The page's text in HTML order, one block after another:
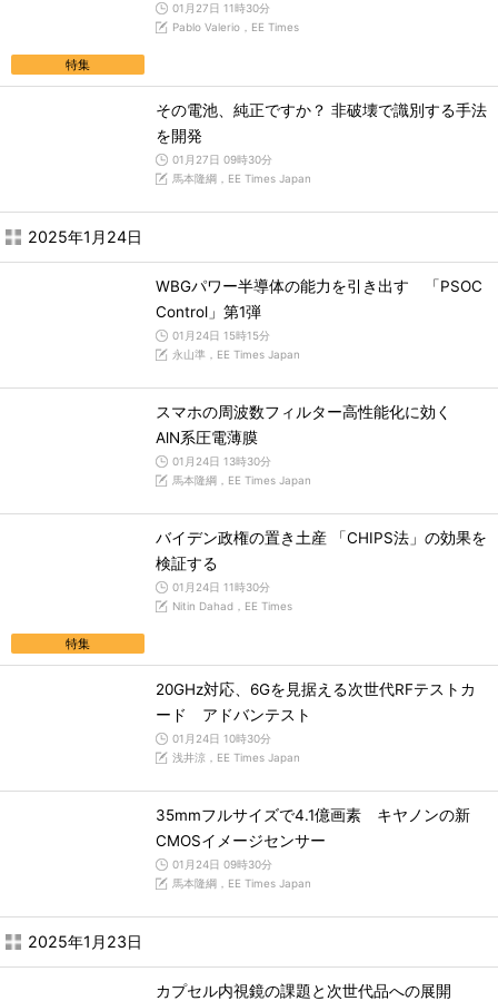
特集
01月27日 11時30分
Pablo Valerio，EE Times
その電池、純正ですか？ 非破壊で識別する手法
を開発
01月27日 09時30分
馬本隆綱，EE Times Japan
2025年1月24日
WBGパワー半導体の能力を引き出す 「PSOC
Control」第1弾
01月24日 15時15分
永山準，EE Times Japan
スマホの周波数フィルター高性能化に効く
AlN系圧電薄膜
01月24日 13時30分
馬本隆綱，EE Times Japan
特集
バイデン政権の置き土産 「CHIPS法」の効果を
検証する
01月24日 11時30分
Nitin Dahad，EE Times
20GHz対応、6Gを見据える次世代RFテストカ
ード アドバンテスト
01月24日 10時30分
浅井涼，EE Times Japan
35mmフルサイズで4.1億画素 キヤノンの新
CMOSイメージセンサー
01月24日 09時30分
馬本隆綱，EE Times Japan
2025年1月23日
カプセル内視鏡の課題と次世代品への展開